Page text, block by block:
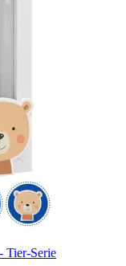
Tier-Serie